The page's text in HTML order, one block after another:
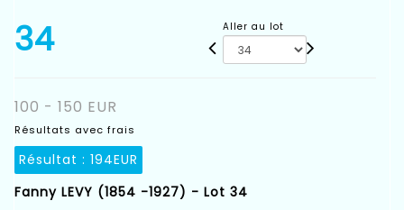
34 Aller au lot
100 - 150 EUR
Résultats avec frais
Résultat : 194EUR
Fanny LEVY (1854 -1927) - Lot 34